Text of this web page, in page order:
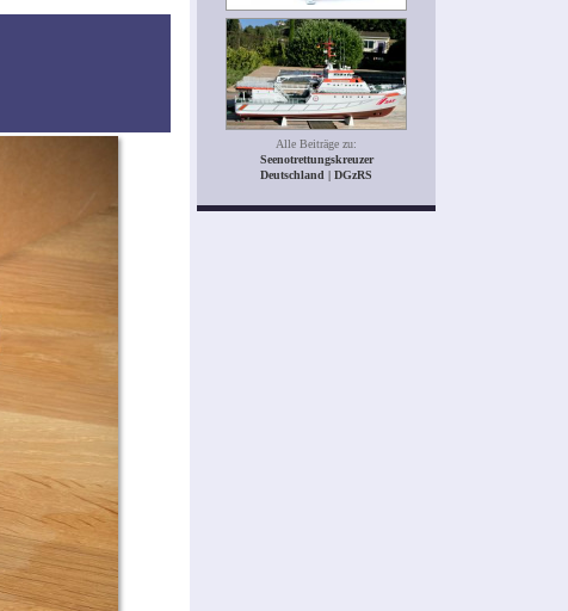
Alle Beiträge zu:
Seenotrettungskreuzer
Deutschland | DGzRS